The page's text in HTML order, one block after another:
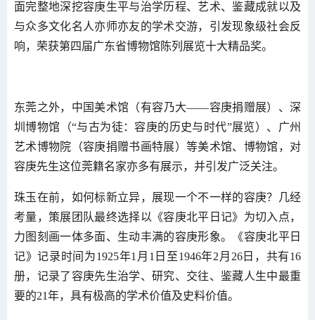
面完整地深挖容庚生平与治学历程、艺术、鉴藏成就以及
与众多文化名人亦师亦友的学术交游，引发现象级社会反
响，荣获第四届广东省博物馆陈列展览十大精品奖。
东莞之外，中国美术馆（有容乃大——容庚捐赠展）、深
圳博物馆（“与古为徒：容庚的历史与时代”展览）、广州
艺术博物院（容庚捐赠书画特展）等美术馆、博物馆，对
容庚先生这位莞籍名家亦多有展示，并引发广泛关注。
珠玉在前，如何标新立异，展现一个不一样的容庚？几经
考量，策展团队最终选择以《容庚北平日记》为切入点，
力图刻画一体多面、生动丰满的容庚形象。《容庚北平日
记》记录时间为1925年1月1日至1946年2月26日，共有16
册，记录了容庚先生治学、研究、交往、鉴藏人生中最重
要的21年，具有极高的学术价值及史料价值。